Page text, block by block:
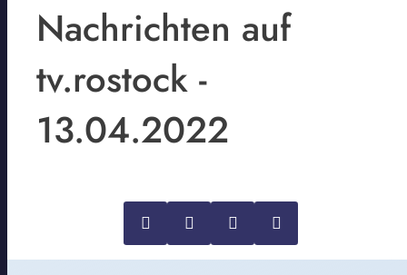
Nachrichten auf
tv.rostock -
13.04.2022